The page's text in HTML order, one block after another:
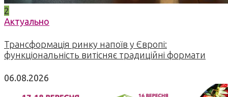
2
Актуально
Трансформація ринку напоїв у Європі:
функціональність витісняє традиційні формати
06.08.2026